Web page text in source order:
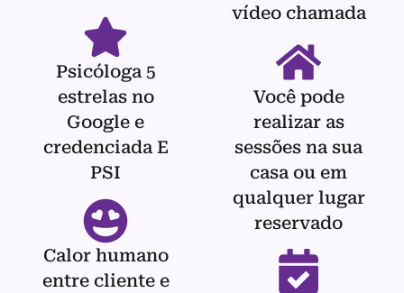
Psicóloga 5
estrelas no
Google e
credenciada E
PSI
Calor humano
entre cliente e
vídeo chamada
Você pode
realizar as
sessões na sua
casa ou em
qualquer lugar
reservado